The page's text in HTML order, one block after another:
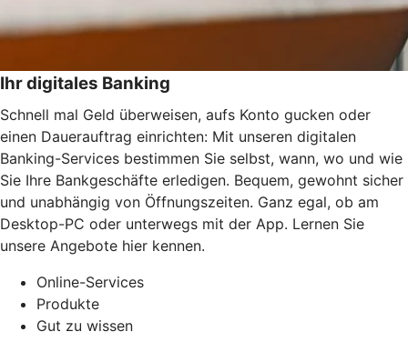
Ihr digitales Banking
Schnell mal Geld überweisen, aufs Konto gucken oder
einen Dauerauftrag einrichten: Mit unseren digitalen
Banking-Services bestimmen Sie selbst, wann, wo und wie
Sie Ihre Bankgeschäfte erledigen. Bequem, gewohnt sicher
und unabhängig von Öffnungszeiten. Ganz egal, ob am
Desktop-PC oder unterwegs mit der App. Lernen Sie
unsere Angebote hier kennen.
Online-Services
Produkte
Gut zu wissen